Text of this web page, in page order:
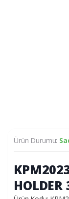
Ürün Durumu: